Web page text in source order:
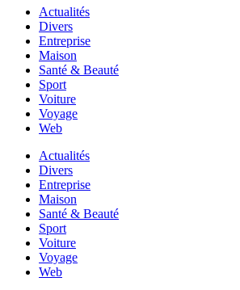
Actualités
Divers
Entreprise
Maison
Santé & Beauté
Sport
Voiture
Voyage
Web
Actualités
Divers
Entreprise
Maison
Santé & Beauté
Sport
Voiture
Voyage
Web